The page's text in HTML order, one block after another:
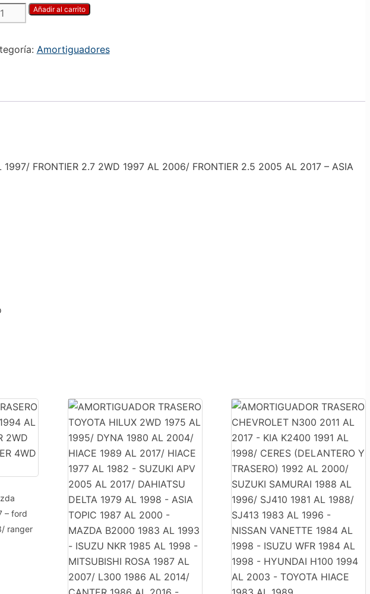
Añadir al carrito
Amortiguadores
FRONTIER 2.7 2WD 1997 AL 2006/ FRONTIER 2.5 2005 AL 2017 – ASIA
– ford
ranger